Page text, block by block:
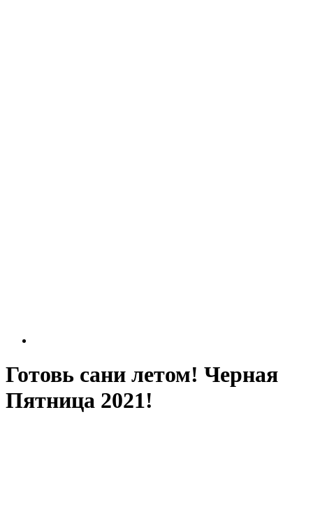
Готовь сани летом! Черная
Пятница 2021!